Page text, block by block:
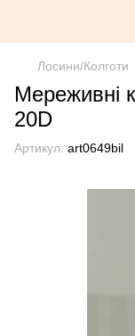
Лосини/Колготи
Мереживні
20D
Артикул: art0649bil